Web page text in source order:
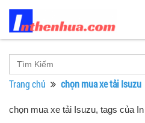
Trang chủ chọn mua xe tải Isuzu
chọn mua xe tải Isuzu, tags của